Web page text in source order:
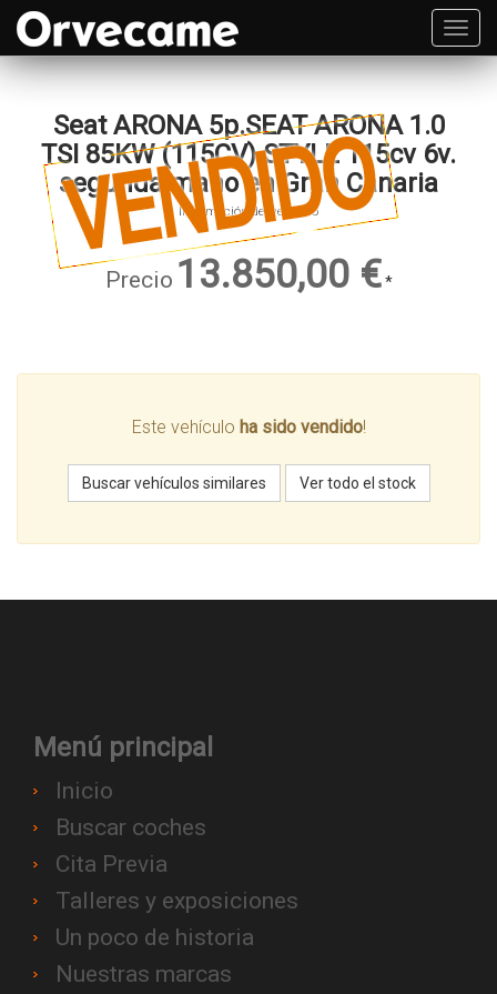
Seat ARONA 5p.SEAT ARONA 1.0
TSI 85KW (115CV) STYLE 115cv 6v.
segunda mano en Gran Canaria
Información del vehículo
Precio 13.850,00 €*
Este vehículo ha sido vendido!
Buscar vehículos similares Ver todo el stock
Menú principal
Inicio
Buscar coches
Cita Previa
Talleres y exposiciones
Un poco de historia
Nuestras marcas